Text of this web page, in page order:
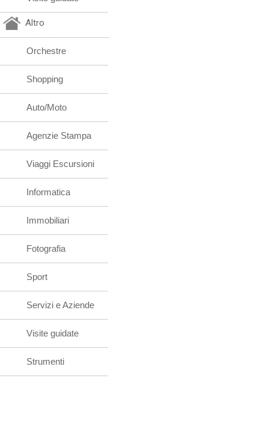
Altro
Orchestre
Shopping
Auto/Moto
Agenzie Stampa
Viaggi Escursioni
Informatica
Immobiliari
Fotografia
Sport
Servizi e Aziende
Visite guidate
Strumenti